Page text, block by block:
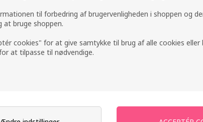
til forbedring af brugervenligheden i shoppen og
bruge shoppen.
cookies" for at give samtykke til brug af alle cookies
at tilpasse til nødvendige.Min konto
Få en gratis og
Der er mange gode grunde til at få en